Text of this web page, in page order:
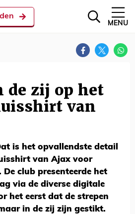
MENU
de zij op het
van
is het opvallendste detail
van Ajax voor
De club presenteerde het
via de diverse digitale
het eerst dat de strepen
in de zij zijn gestikt.